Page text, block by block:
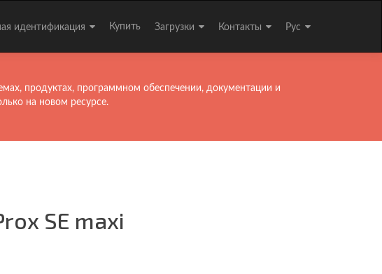
идентификация Купить Загрузки Контакты Рус
продуктах, программном обеспечении, документации и
на новом ресурсе.
SE maxi